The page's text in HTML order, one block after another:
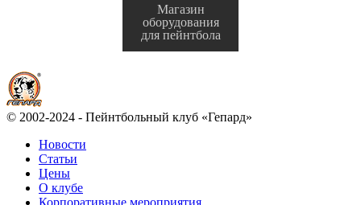
Магазин
оборудования
для пейнтбола
© 2002-2024 - Пейнтбольный клуб «Гепард»
Новости
Статьи
Цены
О клубе